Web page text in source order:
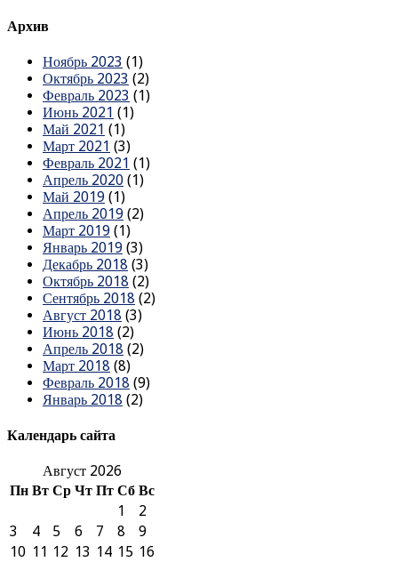
Архив
Ноябрь 2023 (1)
Октябрь 2023 (2)
Февраль 2023 (1)
Июнь 2021 (1)
Май 2021 (1)
Март 2021 (3)
Февраль 2021 (1)
Апрель 2020 (1)
Май 2019 (1)
Апрель 2019 (2)
Март 2019 (1)
Январь 2019 (3)
Декабрь 2018 (3)
Октябрь 2018 (2)
Сентябрь 2018 (2)
Август 2018 (3)
Июнь 2018 (2)
Апрель 2018 (2)
Март 2018 (8)
Февраль 2018 (9)
Январь 2018 (2)
Календарь сайта
Август 2026
Пн Вт Ср Чт Пт Сб Вс
1
2
3
4 5 6 7 8
9
10 11 12 13 14 15 16